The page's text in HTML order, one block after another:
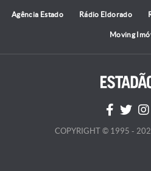
Agência Estado Rádio Eldorado
Moving
COPYRIGHT © 1995 -